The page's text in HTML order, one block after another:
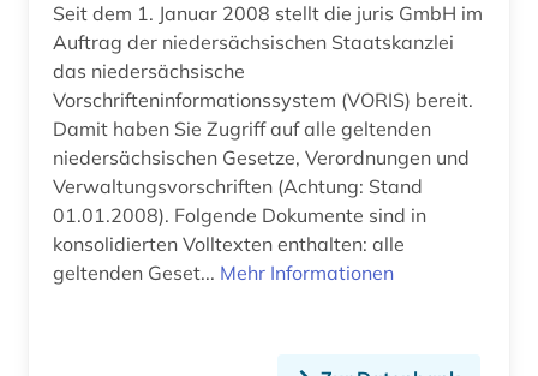
Seit dem 1. Januar 2008 stellt die juris GmbH im
Auftrag der niedersächsischen Staatskanzlei
das niedersächsische
Vorschrifteninformationssystem (VORIS) bereit.
Damit haben Sie Zugriff auf alle geltenden
niedersächsischen Gesetze, Verordnungen und
Verwaltungsvorschriften (Achtung: Stand
01.01.2008). Folgende Dokumente sind in
konsolidierten Volltexten enthalten: alle
geltenden Geset... Mehr Informationen